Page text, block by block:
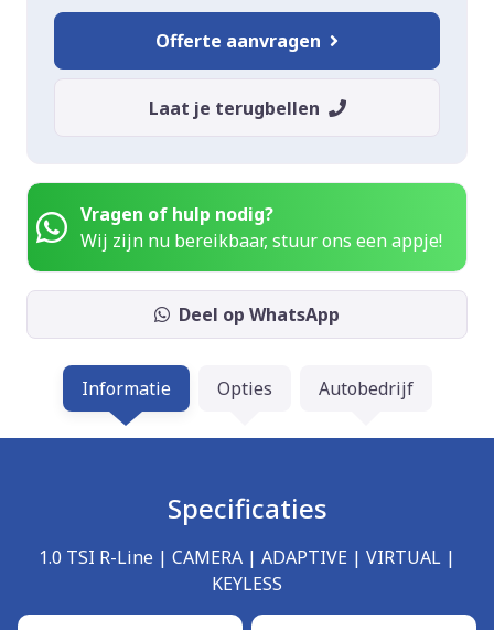
Offerte aanvragen
Laat je terugbellen
Vragen of hulp nodig?
Wij zijn nu bereikbaar, stuur ons een appje!
Deel op WhatsApp
Informatie Opties Autobedrijf
Specificaties
1.0 TSI R-Line | CAMERA | ADAPTIVE | VIRTUAL |
KEYLESS